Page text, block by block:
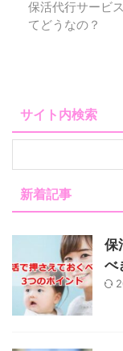
保活代行サービ
てどうなの？
サイト内検索
新着記事
保
べ